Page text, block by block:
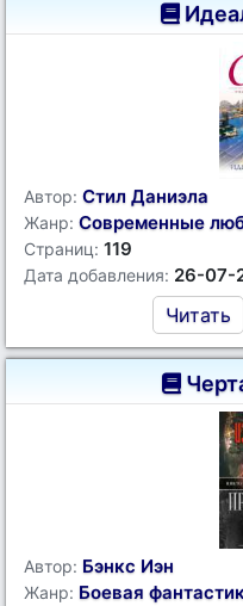
Автор: Стил Даниэла
Жанр: Современные
Страниц: 119
Дата добавления: 26-07-
Читать
Автор: Бэнкс Иэн
Жанр: Боевая